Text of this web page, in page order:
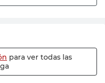
carrito